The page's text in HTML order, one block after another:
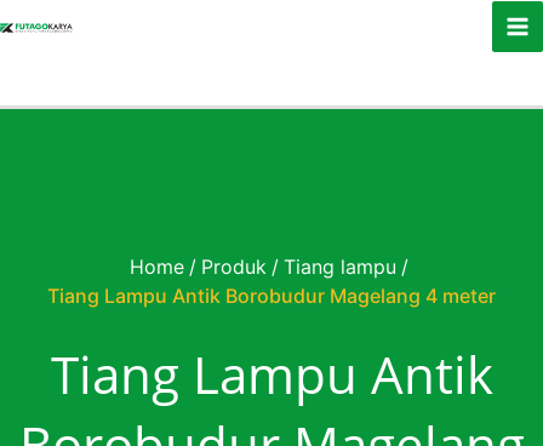
Home / Produk / Tiang lampu /
Tiang Lampu Antik Borobudur Magelang 4 meter
Tiang Lampu Antik